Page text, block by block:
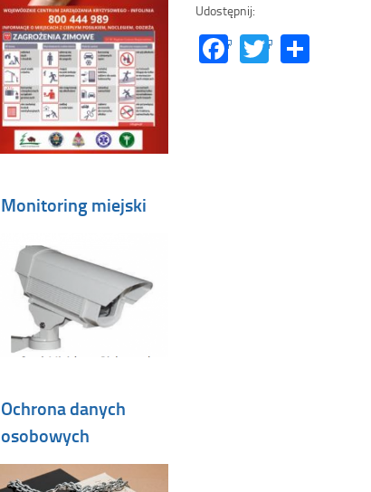
Monitoring miejski
Ochrona danych
osobowych
Udostępnij:
Facebook
Twitter